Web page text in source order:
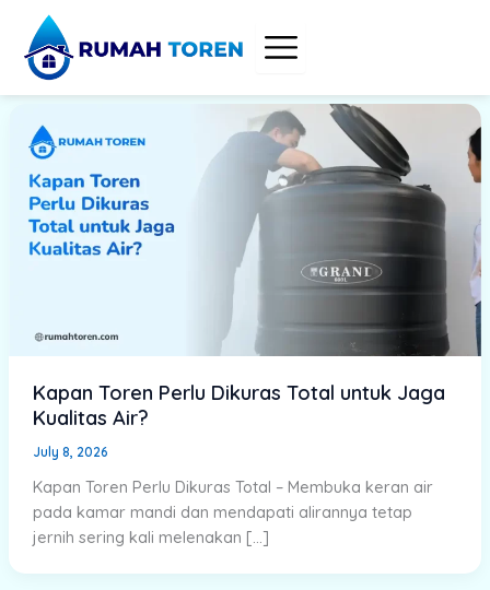
content
Kapan Toren Perlu Dikuras Total untuk Jaga
Kualitas Air?
July 8, 2026
Kapan Toren Perlu Dikuras Total – Membuka keran air
pada kamar mandi dan mendapati alirannya tetap
jernih sering kali melenakan […]